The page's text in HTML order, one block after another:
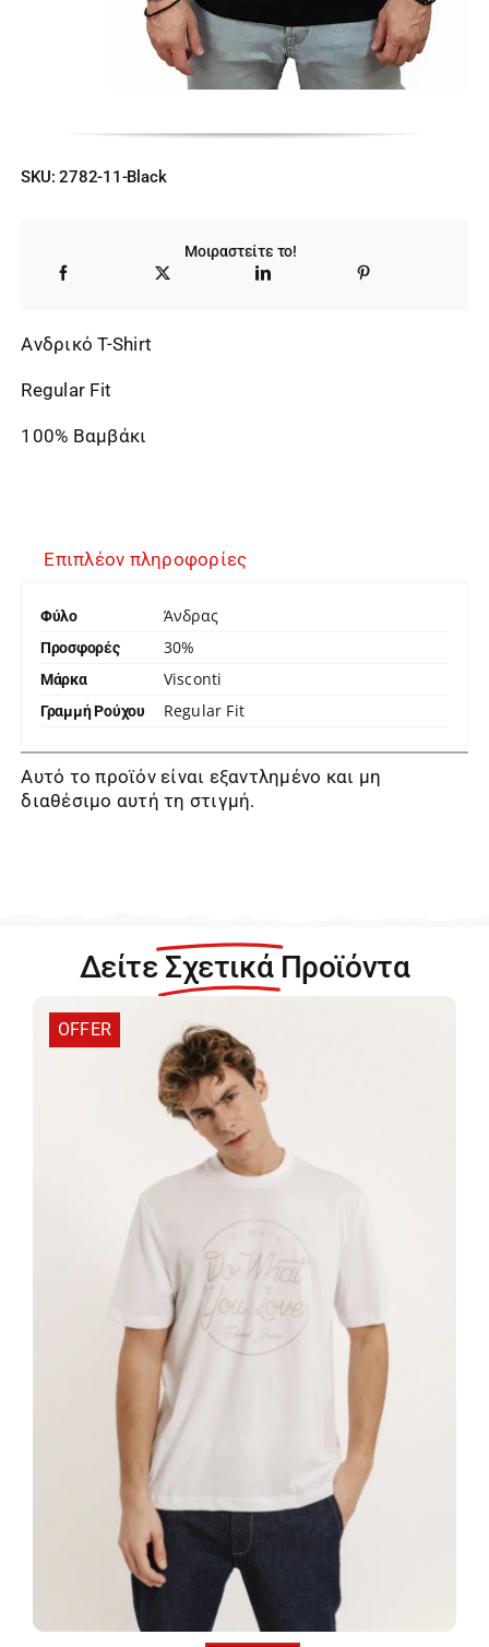
English
SKU:2782-11-Black
Μοιραστείτε το!
Ανδρικό T-Shirt
Regular Fit
100% Βαμβάκι
Επιπλέον πληροφορίες
Φύλο Άνδρας
Προσφορές 30%
Μάρκα Visconti
Γραμμή Ρούχου Regular Fit
Αυτό το προϊόν είναι εξαντλημένο και μη
διαθέσιμο αυτή τη στιγμή.
Δείτε Σχετικά Προϊόντα
OFFER